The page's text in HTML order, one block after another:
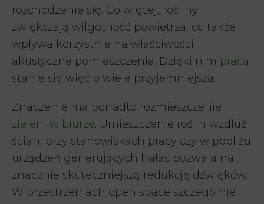
rozchodzenie się. Co więcej, rośliny
zwiększają wilgotność powietrza, co także
wpływa korzystnie na właściwości
akustyczne pomieszczenia. Dzięki nim praca
stanie się więc o wiele przyjemniejsza.
Znaczenie ma ponadto rozmieszczenie
zieleni w biurze. Umieszczenie roślin wzdłuż
ścian, przy stanowiskach pracy czy w pobliżu
urządzeń generujących hałas pozwala na
znacznie skuteczniejszą redukcję dźwięków.
W przestrzeniach open space szczególnie